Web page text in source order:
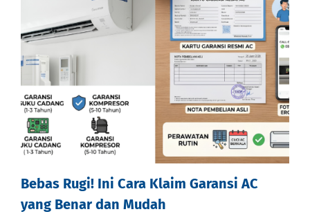
Bebas Rugi! Ini Cara Klaim Garansi AC
yang Benar dan Mudah